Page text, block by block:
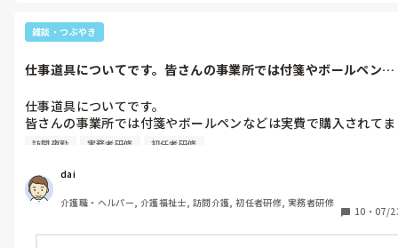
雑談・つぶやき
仕事道具についてです。皆さんの事業所では付箋やボールペンな
仕事道具についてです。
皆さんの事業所では付箋やボールペンなどは実費で購入されてま
すか？
僕は付箋などいざ使おうと思ったらみんなが使い無くなってしま
い使えません。
なので自分で使う付箋やボールペンなどは自分で購入してます。
訪問夜勤 実務者研修 初任者研修
dai
介護職・ヘルパー, 介護福祉士, 訪問介護, 初任者研修, 実務者研修
10 ・ 07/